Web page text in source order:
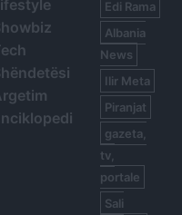
Edi Rama
Albania
News
Ilir Meta
Piranjat
gazeta,
tv,
portale
Sali